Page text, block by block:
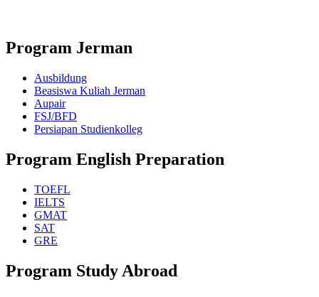
Program Jerman
Ausbildung
Beasiswa Kuliah Jerman
Aupair
FSJ/BFD
Persiapan Studienkolleg
Program English Preparation
TOEFL
IELTS
GMAT
SAT
GRE
Program Study Abroad